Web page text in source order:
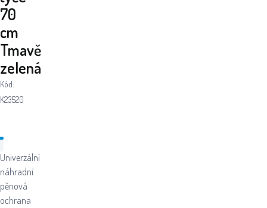
70
cm
Tmavě
zelená
Kód:
K23520
Univerzální
náhradní
pěnová
ochrana